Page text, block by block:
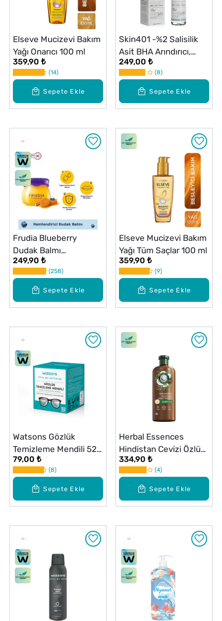
Sepete Ekle
Elseve Mucizevi Bakım
Yağı Onarıcı 100 ml
359,90 ₺
14
Sepete Ekle
Skin401 -%2 Salisilik
Asit BHA Arındırıcı,
Gözenek Sıkılaştırıcı
Siyah Nokta Karşıtı
Tonik 200 ml
249,00 ₺
8
Sepete Ekle
Frudia Blueberry
Dudak Balmı
Nemlendirici 10 g
249,90 ₺
258
Sepete Ekle
Elseve Mucizevi Bakım
Yağı Tüm Saçlar 100 ml
359,90 ₺
9
Sepete Ekle
Watsons Gözlük
Temizleme Mendili 52
Adet
79,00 ₺
8
Sepete Ekle
Herbal Essences
Hindistan Cevizi Özlü
Nemlendirici Şampuan
350 ml
334,90 ₺
4